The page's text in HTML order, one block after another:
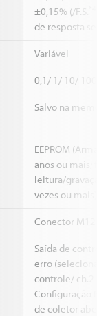
±0,15% (/F.S.
de resposta
Variável
0,1/ 1/ 10/
Salvo na
EEPROM
anos ou mais;
leitura/
vezes ou mais)
Conector
Saída de
erro
controle/ ch.2
Configuração
de coletor